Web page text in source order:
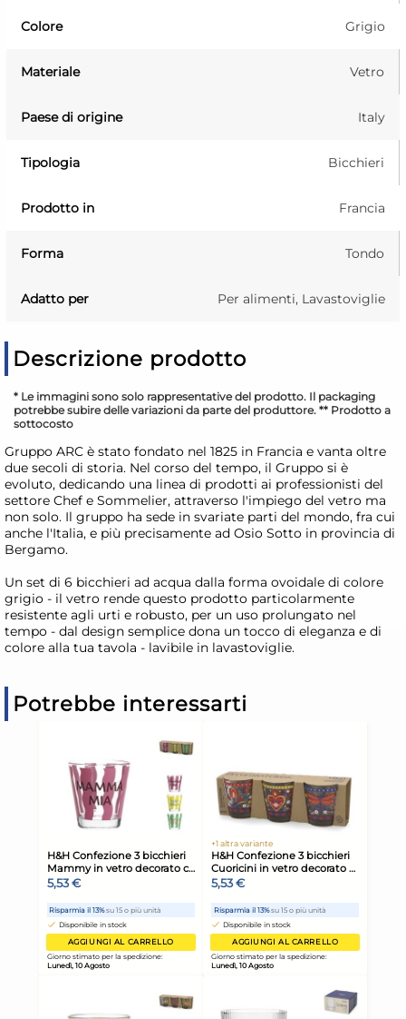
Colore Grigio
Materiale Vetro
Paese di origine Italy
Tipologia Bicchieri
Prodotto in Francia
Forma Tondo
Adatto per Per alimenti, Lavastoviglie
Descrizione prodotto
* Le immagini sono solo rappresentative del prodotto. Il packaging
potrebbe subire delle variazioni da parte del produttore. ** Prodotto a
sottocosto
Gruppo ARC è stato fondato nel 1825 in Francia e vanta oltre
due secoli di storia. Nel corso del tempo, il Gruppo si è
evoluto, dedicando una linea di prodotti ai professionisti del
settore Chef e Sommelier, attraverso l'impiego del vetro ma
non solo. Il gruppo ha sede in svariate parti del mondo, fra cui
anche l'Italia, e più precisamente ad Osio Sotto in provincia di
Bergamo.
Un set di 6 bicchieri ad acqua dalla forma ovoidale di colore
grigio - il vetro rende questo prodotto particolarmente
resistente agli urti e robusto, per un uso prolungato nel
tempo - dal design semplice dona un tocco di eleganza e di
colore alla tua tavola - lavibile in lavastoviglie.
Potrebbe interessarti